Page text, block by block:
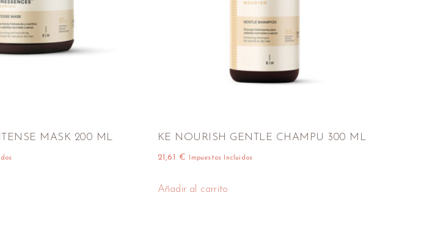
MASK 200 ML KE NOURISH GENTLE CHAMPU 300 ML
21,61 € Impuestos Incluidos
Añadir al carrito